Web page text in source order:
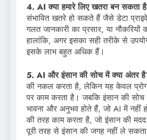
4. AI क्या हमारे लिए खतरा बन सकता
संभावित खतरे हो सकते हैं जैसे डेटा
गलत जानकारी का प्रसार, या नौकरियों
हालांकि, अगर इसका सही तरीके से
इसके लाभ बहुत अधिक हैं।
5. AI और इंसान की सोच में क्या अंतर
की नकल करता है, लेकिन यह केवल
पर काम करता है। जबकि इंसान की सोच
भावना और अनुभव होते हैं, जो AI में
की तरह काम करता है, जो इंसान की
पूरी तरह से इंसान की जगह नहीं ले